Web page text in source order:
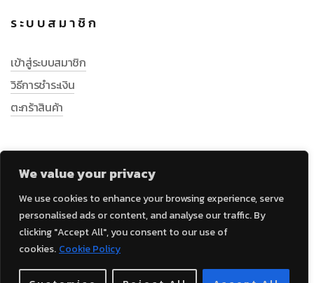
We value your privacy
We use cookies to enhance your browsing experience, serve
personalised ads or content, and analyse our traffic. By
clicking "Accept All", you consent to our use of
cookies. Cookie Policy
ระบบสมาชิก
เข้าสู่ระบบสมาชิก
วิธีการชำระเงิน
ตะกร้าสินค้า